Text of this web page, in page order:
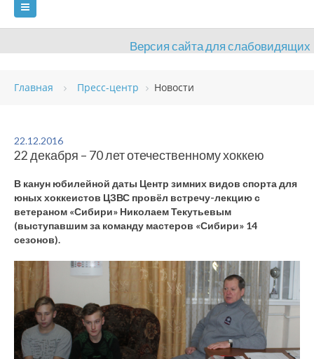
Версия сайта для слабовидящих
ГЛАВНАЯ
ВИДЫ СПОРТА
ОЦЕНКА КАЧЕСТВА ОБРАЗОВАНИЯ ВАКАНСИИ
ПЛАТНЫЕ УСЛУГИ КОНТАКТЫ
Главная Пресс-центр Новости
22.12.2016
22 декабря – 70 лет отечественному хоккею
В канун юбилейной даты Центр зимних видов спорта для
юных хоккеистов ЦЗВС провёл встречу-лекцию с
ветераном «Сибири» Николаем Текутьевым
(выступавшим за команду мастеров «Сибири» 14
сезонов).